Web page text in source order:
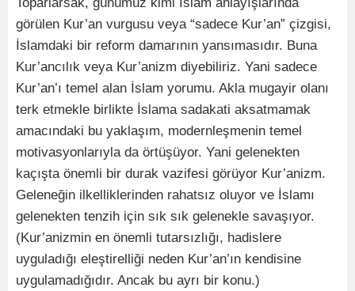
görülen Kur’an vurgusu veya “sadece Kur’an” çizgisi,
İslamdaki bir reform damarının yansımasıdır. Buna
Kur’ancılık veya Kur’anizm diyebiliriz. Yani sadece
Kur’an’ı temel alan İslam yorumu. Akla mugayir olanı
terk etmekle birlikte İslama sadakati aksatmamak
amacındaki bu yaklaşım, modernleşmenin temel
motivasyonlarıyla da örtüşüyor. Yani gelenekten
kaçışta önemli bir durak vazifesi görüyor Kur’anizm.
Geleneğin ilkelliklerinden rahatsız oluyor ve İslamı
gelenekten tenzih için sık sık gelenekle savaşıyor.
(Kur’anizmin en önemli tutarsızlığı, hadislere
uyguladığı eleştirelliği neden Kur’an’ın kendisine
uygulamadığıdır. Ancak bu ayrı bir konu.)